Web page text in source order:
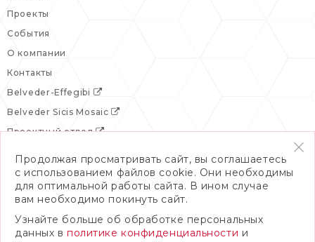
Проекты
События
О компании
Контакты
Belveder-Effegibi
Belveder Sicis Mosaic
Проектный отдел
Продолжая просматривать сайт, вы соглашаетесь
с использованием файлов cookie. Они необходимы
для оптимальной работы сайта. В ином случае
вам необходимо покинуть сайт.
Узнайте больше об обработке персональных
данных вполитике конфиденциальности и